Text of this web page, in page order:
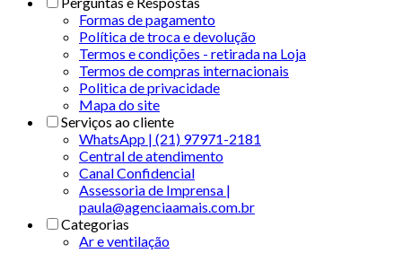
Formas de pagamento
Política de troca e devolução
Termos e condições - retirada na Loja
Termos de compras internacionais
Politica de privacidade
Mapa do site
Serviços ao cliente
WhatsApp | (21) 97971-2181
Central de atendimento
Canal Confidencial
Assessoria de Imprensa |
paula@agenciaamais.com.br
Categorias
Ar e ventilação